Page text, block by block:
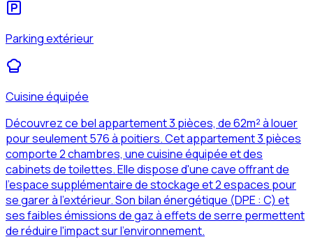
Parking extérieur
Cuisine équipée
Découvrez ce bel appartement 3 pièces, de 62m² à louer
pour seulement 576 à poitiers. Cet appartement 3 pièces
comporte 2 chambres, une cuisine équipée et des
cabinets de toilettes. Elle dispose d'une cave offrant de
l'espace supplémentaire de stockage et 2 espaces pour
se garer à l'extérieur. Son bilan énergétique (DPE : C) et
ses faibles émissions de gaz à effets de serre permettent
de réduire l'impact sur l'environnement.